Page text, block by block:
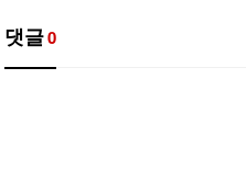
댓글0